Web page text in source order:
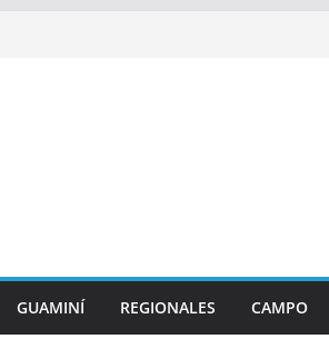
GUAMINÍ REGIONALES CAMPO